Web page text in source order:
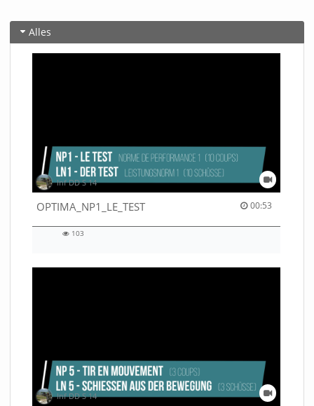
Alles
Inf DD S 14
OPTIMA_NP1_LE_TEST 00:53
00:53 duration
103
Inf DD S 14